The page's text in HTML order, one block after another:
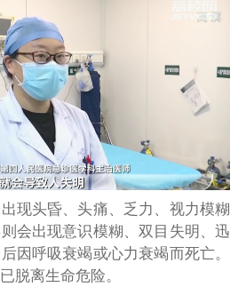
头昏、头痛、乏力、视力模糊
会出现意识模糊、双目失明、迅
因呼吸衰竭或心力衰竭而死亡。
脱离生命危险。